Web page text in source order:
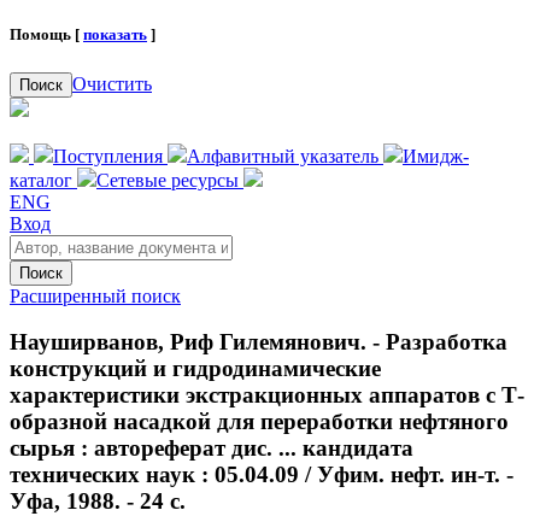
Помощь [ показать ]
Поиск Очистить
Поступления Алфавитный указатель
Имидж-
каталог
Сетевые ресурсы
ENG
Вход
Поиск
Расширенный поиск
Науширванов, Риф Гилемянович. - Разработка
конструкций и гидродинамические
характеристики экстракционных аппаратов с Т-
образной насадкой для переработки нефтяного
сырья : автореферат дис. ... кандидата
технических наук : 05.04.09 / Уфим. нефт. ин-т. -
Уфа, 1988. - 24 с.